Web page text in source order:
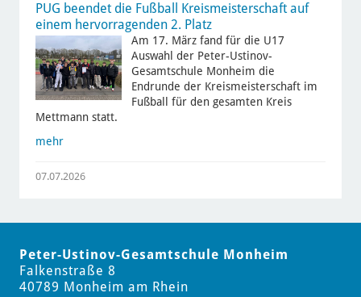
PUG beendet die Fußball Kreismeisterschaft auf
einem hervorragenden 2. Platz
Am 17. März fand für die U17
Auswahl der Peter-Ustinov-
Gesamtschule Monheim die
Endrunde der Kreismeisterschaft im
Fußball für den gesamten Kreis
Mettmann statt.
mehr
07.07.2026
Peter-Ustinov-Gesamtschule Monheim
Falkenstraße 8
40789 Monheim am Rhein